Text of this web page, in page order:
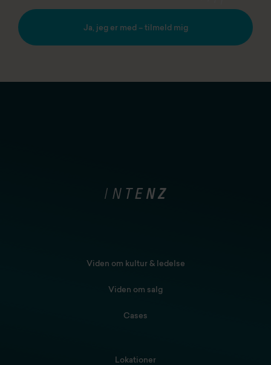
Ja, jeg er med – tilmeld mig
Viden om kultur & ledelse
Viden om salg
Cases
Lokationer